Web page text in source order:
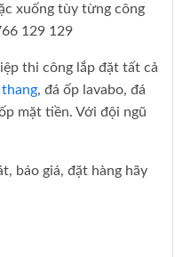
xuống tùy từng công
129 129
thi công lắp đặt tất cả
, đá ốp lavabo, đá
mặt tiền. Với đội ngũ
báo giá, đặt hàng hãy